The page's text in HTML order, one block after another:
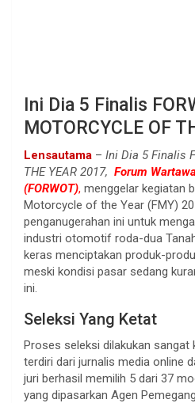
Ini Dia 5 Finalis
MOTORCYCLE OF
Lensautama – Ini Dia 5 Finalis
THE YEAR 2017, Forum
(FORWOT), menggelar kegiatan
Motorcycle of the Year (FMY)
penganugerahan ini untuk
industri otomotif roda-dua
keras menciptakan produk-
meski kondisi pasar sedang
ini.
Seleksi Yang Ketat
Proses seleksi dilakukan sangat
terdiri dari jurnalis media online
juri berhasil memilih 5 dari 37
yang dipasarkan Agen